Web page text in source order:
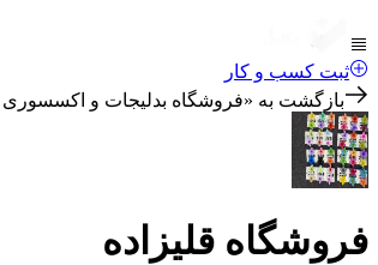
ثبت کسب و کار
بازگشت به «فروشگاه بدلیجات و
فروشگاه قلیزاده